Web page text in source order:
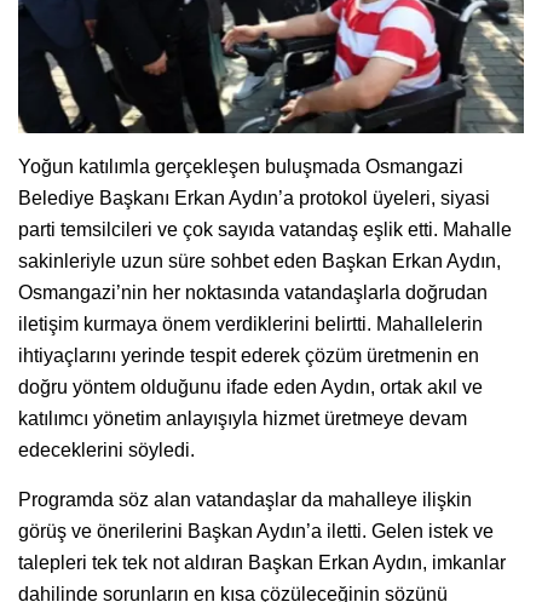
Yoğun katılımla gerçekleşen buluşmada Osmangazi
Belediye Başkanı Erkan Aydın’a protokol üyeleri, siyasi
parti temsilcileri ve çok sayıda vatandaş eşlik etti. Mahalle
sakinleriyle uzun süre sohbet eden Başkan Erkan Aydın,
Osmangazi’nin her noktasında vatandaşlarla doğrudan
iletişim kurmaya önem verdiklerini belirtti. Mahallelerin
ihtiyaçlarını yerinde tespit ederek çözüm üretmenin en
doğru yöntem olduğunu ifade eden Aydın, ortak akıl ve
katılımcı yönetim anlayışıyla hizmet üretmeye devam
edeceklerini söyledi.
Programda söz alan vatandaşlar da mahalleye ilişkin
görüş ve önerilerini Başkan Aydın’a iletti. Gelen istek ve
talepleri tek tek not aldıran Başkan Erkan Aydın, imkanlar
dahilinde sorunların en kısa çözüleceğinin sözünü